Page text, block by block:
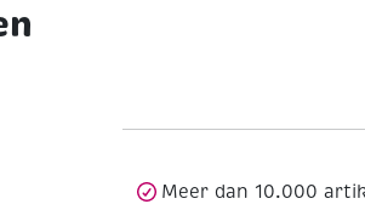
Meer dan 10.000